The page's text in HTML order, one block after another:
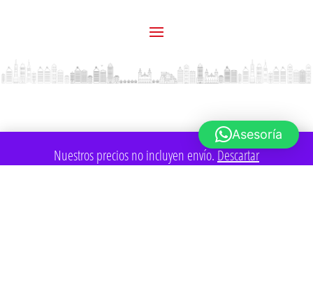
Nuestros precios no incluyen envío. Descartar
Asesoría